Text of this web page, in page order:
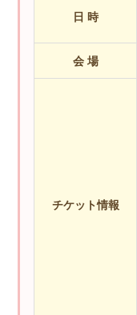
日 時
会 場
チケット情報